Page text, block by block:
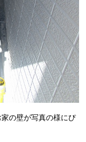
の壁が写真の様にぴ